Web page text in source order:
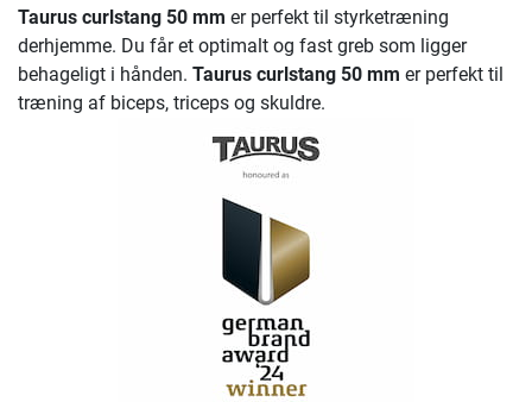
Taurus curlstang 50 mm er perfekt til styrketræning
derhjemme. Du får et optimalt og fast greb som ligger
behageligt i hånden. Taurus curlstang 50 mm er perfekt til
træning af biceps, triceps og skuldre.